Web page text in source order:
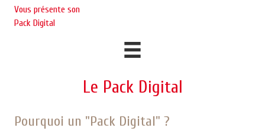
Vous présente son
Pack Digital
Le Pack Digital
Pourquoi un "Pack Digital" ?